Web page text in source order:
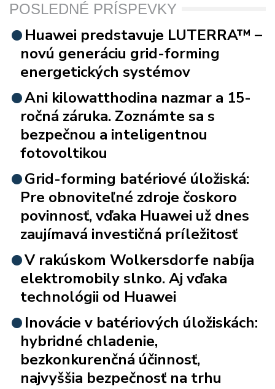
POSLEDNÉ PRÍSPEVKY
Huawei predstavuje LUTERRA™ –
novú generáciu grid-forming
energetických systémov
Ani kilowatthodina nazmar a 15-
ročná záruka. Zoznámte sa s
bezpečnou a inteligentnou
fotovoltikou
Grid-forming batériové úložiská:
Pre obnoviteľné zdroje čoskoro
povinnosť, vďaka Huawei už dnes
zaujímavá investičná príležitosť
V rakúskom Wolkersdorfe nabíja
elektromobily slnko. Aj vďaka
technológii od Huawei
Inovácie v batériových úložiskách:
hybridné chladenie,
bezkonkurenčná účinnosť,
najvyššia bezpečnosť na trhu